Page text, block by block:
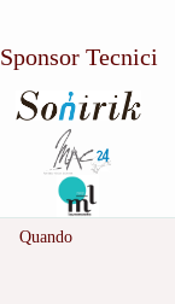
Sponsor Tecnici
Quando